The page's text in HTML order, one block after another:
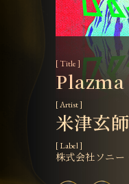
[ Title ]
Plazma
[ Artist ]
米津玄師
[ Label ]
株式会社ソニー